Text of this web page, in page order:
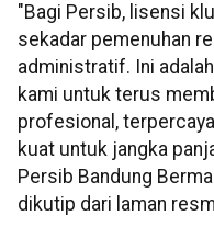
"Bagi Persib, lisensi
sekadar pemenuhan
administratif. Ini
kami untuk terus
profesional,
kuat untuk jangka
Persib Bandung
dikutip dari laman